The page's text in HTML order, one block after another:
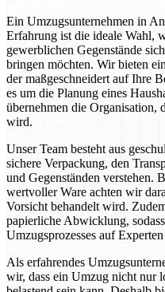
Ein Umzugsunternehmen in
Erfahrung ist die ideale Wahl,
gewerblichen Gegenstände
bringen möchten. Wir bieten
der maßgeschneidert auf Ihre
es um die Planung eines
übernehmen die Organisation,
wird.
Unser Team besteht aus
sichere Verpackung, den
und Gegenständen verstehen.
wertvoller Ware achten wir
Vorsicht behandelt wird.
papierliche Abwicklung,
Umzugsprozesses auf
Als erfahrendes
wir, dass ein Umzug nicht nur